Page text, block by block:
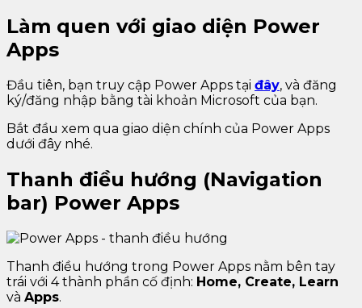
Làm quen với giao diện Power
Apps
Đầu tiên, bạn truy cập Power Apps tại đây, và đăng
ký/đăng nhập bằng tài khoản Microsoft của bạn.
Bắt đầu xem qua giao diện chính của Power Apps
dưới đây nhé.
Thanh điều hướng (Navigation
bar) Power Apps
Thanh điều hướng trong Power Apps nằm bên tay
trái với 4 thành phần cố định: Home, Create, Learn
và Apps.